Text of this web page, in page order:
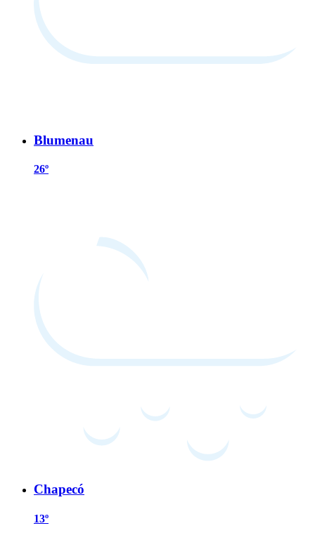
Blumenau
26º
Chapecó
13º